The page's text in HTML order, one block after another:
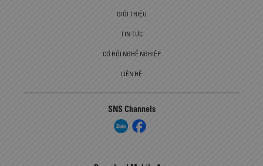
GIỚI THIỆU
TIN TỨC
CƠ HỘI NGHỀ NGHIỆP
LIÊN HỆ
SNS Channels